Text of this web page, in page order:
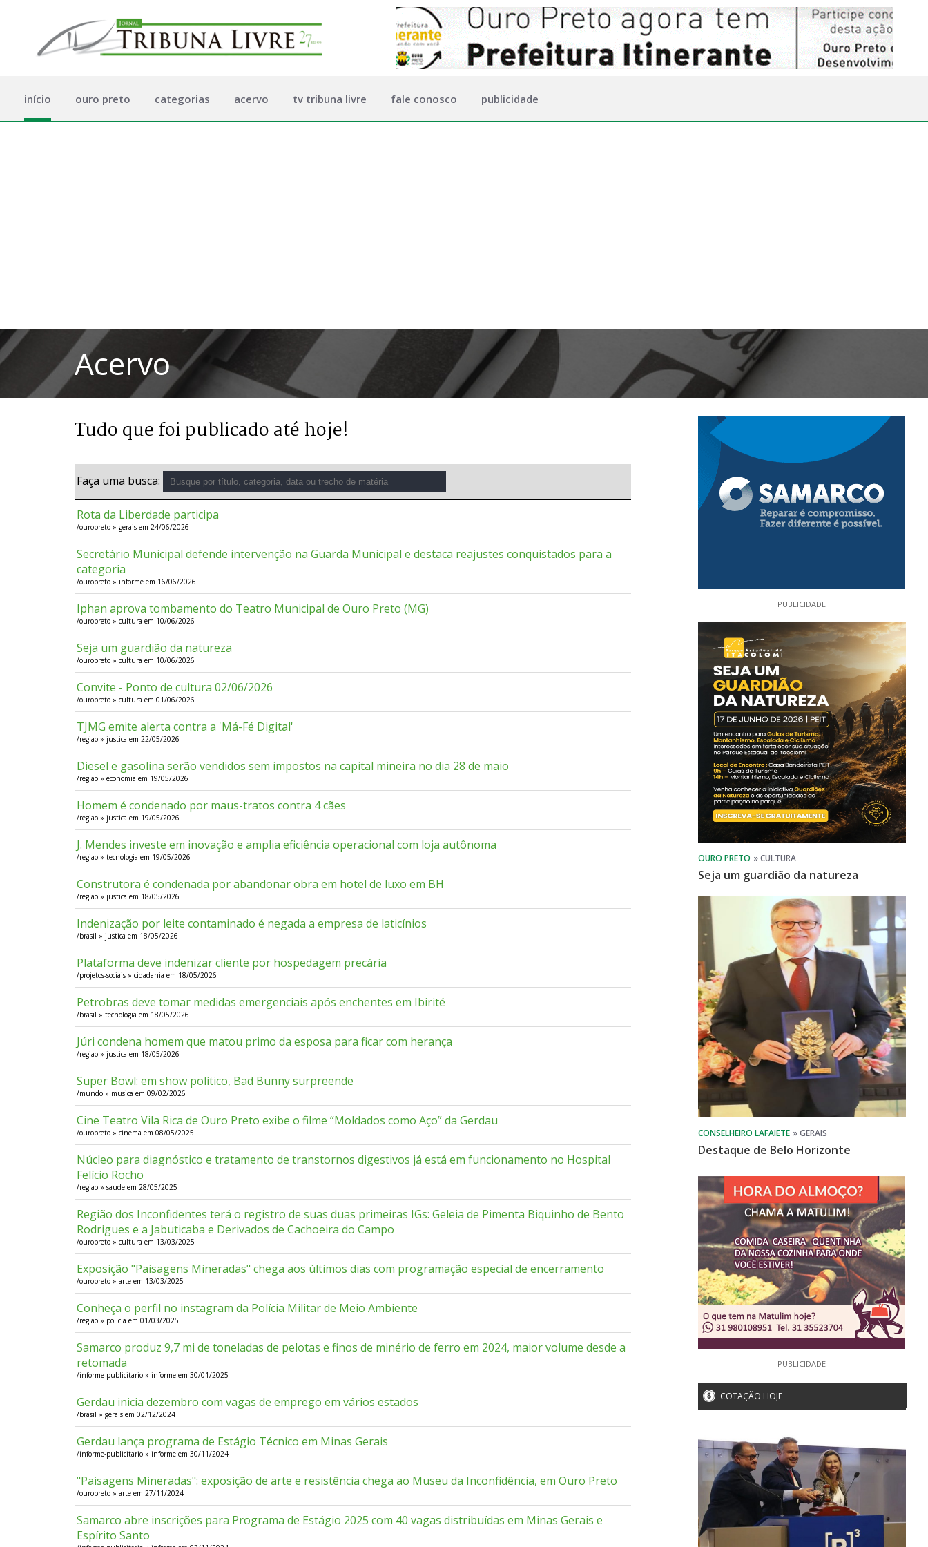
início ouro preto categorias acervo tv tribuna livre fale conosco publicidade
Acervo
Tudo que foi publicado até hoje!
Faça uma busca:
Rota da Liberdade participa
/ouropreto » gerais em 24/06/2026
Secretário Municipal defende intervenção na Guarda Municipal e destaca reajustes conquistados para a
categoria
/ouropreto » informe em 16/06/2026
Iphan aprova tombamento do Teatro Municipal de Ouro Preto (MG)
/ouropreto » cultura em 10/06/2026
Seja um guardião da natureza
/ouropreto » cultura em 10/06/2026
Convite - Ponto de cultura 02/06/2026
/ouropreto » cultura em 01/06/2026
TJMG emite alerta contra a 'Má-Fé Digital'
/regiao » justica em 22/05/2026
Diesel e gasolina serão vendidos sem impostos na capital mineira no dia 28 de maio
/regiao » economia em 19/05/2026
Homem é condenado por maus-tratos contra 4 cães
/regiao » justica em 19/05/2026
J. Mendes investe em inovação e amplia eficiência operacional com loja autônoma
/regiao » tecnologia em 19/05/2026
Construtora é condenada por abandonar obra em hotel de luxo em BH
/regiao » justica em 18/05/2026
Indenização por leite contaminado é negada a empresa de laticínios
/brasil » justica em 18/05/2026
Plataforma deve indenizar cliente por hospedagem precária
/projetos-sociais » cidadania em 18/05/2026
Petrobras deve tomar medidas emergenciais após enchentes em Ibirité
/brasil » tecnologia em 18/05/2026
Júri condena homem que matou primo da esposa para ficar com herança
/regiao » justica em 18/05/2026
Super Bowl: em show político, Bad Bunny surpreende
/mundo » musica em 09/02/2026
Cine Teatro Vila Rica de Ouro Preto exibe o filme “Moldados como Aço” da Gerdau
/ouropreto » cinema em 08/05/2025
Núcleo para diagnóstico e tratamento de transtornos digestivos já está em funcionamento no Hospital
Felício Rocho
/regiao » saude em 28/05/2025
Região dos Inconfidentes terá o registro de suas duas primeiras IGs: Geleia de Pimenta Biquinho de Bento
Rodrigues e a Jabuticaba e Derivados de Cachoeira do Campo
/ouropreto » cultura em 13/03/2025
Exposição "Paisagens Mineradas" chega aos últimos dias com programação especial de encerramento
/ouropreto » arte em 13/03/2025
Conheça o perfil no instagram da Polícia Militar de Meio Ambiente
/regiao » policia em 01/03/2025
Samarco produz 9,7 mi de toneladas de pelotas e finos de minério de ferro em 2024, maior volume desde a
retomada
/informe-publicitario » informe em 30/01/2025
Gerdau inicia dezembro com vagas de emprego em vários estados
/brasil » gerais em 02/12/2024
Gerdau lança programa de Estágio Técnico em Minas Gerais
/informe-publicitario » informe em 30/11/2024
"Paisagens Mineradas": exposição de arte e resistência chega ao Museu da Inconfidência, em Ouro Preto
/ouropreto » arte em 27/11/2024
Samarco abre inscrições para Programa de Estágio 2025 com 40 vagas distribuídas em Minas Gerais e
Espírito Santo
PUBLICIDADE
Seja um guardião da natureza
Destaque de Belo Horizonte
PUBLICIDADE
COTAÇÃO HOJE